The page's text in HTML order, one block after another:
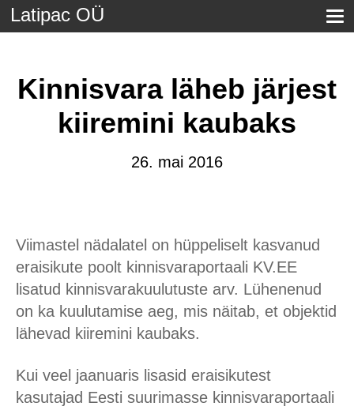
Latipac OÜ
Kinnisvara läheb järjest
kiiremini kaubaks
26. mai 2016
Viimastel nädalatel on hüppeliselt kasvanud
eraisikute poolt kinnisvaraportaali KV.EE
lisatud kinnisvarakuulutuste arv. Lühenenud
on ka kuulutamise aeg, mis näitab, et objektid
lähevad kiiremini kaubaks.
Kui veel jaanuaris lisasid eraisikutest
kasutajad Eesti suurimasse kinnisvaraportaali